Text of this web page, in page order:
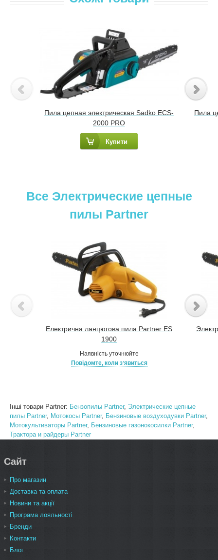
Пила цепная электрическая Sadko ECS-
2000 PRO
Купити
Пила
Все Электрические цепные
пилы Partner
Електрична ланцюгова пила Partner ES
1900
Наявність уточнюйте
Повідомте, коли зʼявиться
Інші товари Partner: Бензопилы Partner, Электрические цепные
пилы Partner, Мотокосы Partner, Бензиновые воздуходувки Partner,
Мотокультиваторы Partner, Бензиновые газонокосилки Partner,
Трактора и райдеры Partner
Сайт
Про магазин
Доставка та оплата
Новини та акції
Програма лояльності
Бренди
Контакти
Блог